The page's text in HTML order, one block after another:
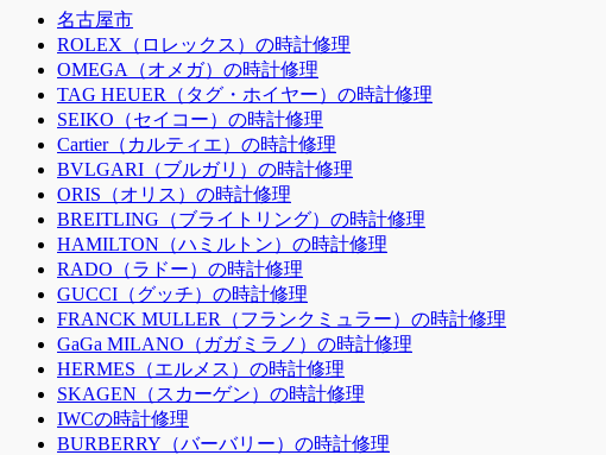
名古屋市
ROLEX（ロレックス）の時計修理
OMEGA（オメガ）の時計修理
TAG HEUER（タグ・ホイヤー）の時計修理
SEIKO（セイコー）の時計修理
Cartier（カルティエ）の時計修理
BVLGARI（ブルガリ）の時計修理
ORIS（オリス）の時計修理
BREITLING（ブライトリング）の時計修理
HAMILTON（ハミルトン）の時計修理
RADO（ラドー）の時計修理
GUCCI（グッチ）の時計修理
FRANCK MULLER（フランクミュラー）の時計修理
GaGa MILANO（ガガミラノ）の時計修理
HERMES（エルメス）の時計修理
SKAGEN（スカーゲン）の時計修理
IWCの時計修理
BURBERRY（バーバリー）の時計修理